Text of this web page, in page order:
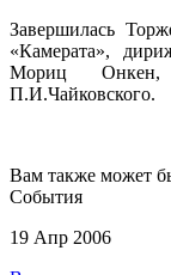
Завершилась
«Камерата»,
Мориц Онкен,
П.И.Чайковского.
Вам также может
События
19 Апр 2006